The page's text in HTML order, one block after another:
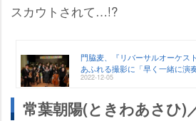
スカウトされて…!?
門脇麦、『リバーサルオーケ
あふれる撮影に「早く一緒に演
2022-12-05
常葉朝陽(ときわあさひ)